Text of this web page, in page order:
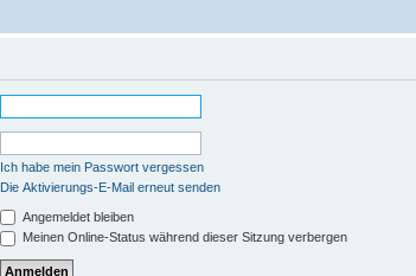
Ich habe mein Passwort vergessen
Die Aktivierungs-E-Mail erneut senden
Angemeldet bleiben
Meinen Online-Status während dieser Sitzung verbergen